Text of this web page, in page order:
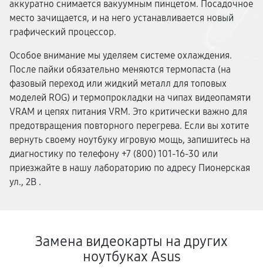
аккуратно снимается вакуумным пинцетом. Посадочное
место зачищается, и на него устанавливается новый
графический процессор.
Особое внимание мы уделяем системе охлаждения.
После пайки обязательно меняются термопаста (на
фазовый переход или жидкий металл для топовых
моделей ROG) и термопрокладки на чипах видеопамяти
VRAM и цепях питания VRM. Это критически важно для
предотвращения повторного перегрева. Если вы хотите
вернуть своему ноутбуку игровую мощь, запишитесь на
диагностику по телефону +7 (800) 101-16-30 или
приезжайте в нашу лабораторию по адресу Пионерская
ул., 2В .
Замена видеокарты на других
ноутбуках Asus